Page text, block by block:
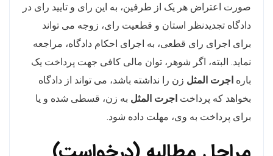
صورت اعتراض هر یک از طرفین، به این رای و تایید رای در
دادگاه تجدیدنظر استان و قطعیت رای، زوجه می تواند
برای اجرای رای قطعی، به اجرای احکام دادگاه، مراجعه
نماید. البته، اگر شوهر، توان مالی کافی جهت پرداخت یک
باره اجرت المثل زن را نداشته باشد، می تواند از دادگاه
بخواهد که پرداخت اجرت المثل به زن، قسطی شده و یا
برای پرداخت به وی، مهلت داده شود.